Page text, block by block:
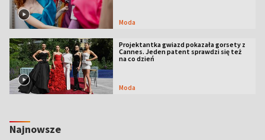
Moda
Projektantka gwiazd pokazała gorsety z
Cannes. Jeden patent sprawdzi się też
na co dzień
Moda
Najnowsze